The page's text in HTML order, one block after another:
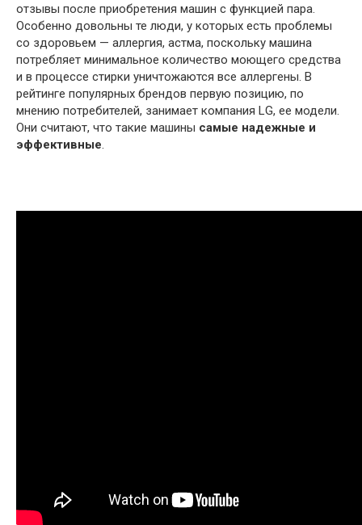
отзывы после приобретения машин с функцией пара.
Особенно довольны те люди, у которых есть проблемы
со здоровьем — аллергия, астма, поскольку машина
потребляет минимальное количество моющего средства
и в процессе стирки уничтожаются все аллергены. В
рейтинге популярных брендов первую позицию, по
мнению потребителей, занимает компания LG, ее модели.
Они считают, что такие машины самые надежные и
эффективные.